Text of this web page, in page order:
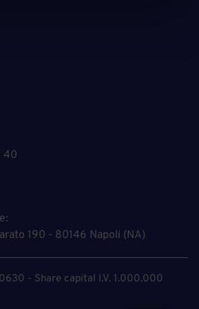
40
190 - 80146 Napoli (NA)
- Share capital I.V. 1.000.000